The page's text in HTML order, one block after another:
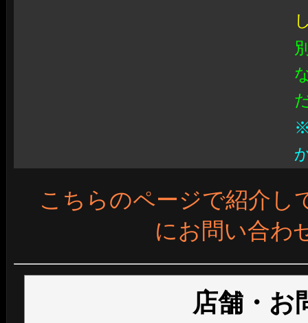
こちらのページで紹介し
にお問い合わ
店舗・お